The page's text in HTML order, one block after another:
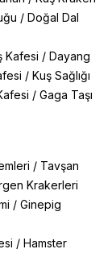
/ Doğal Dal
Kafesi / Dayang
/ Kuş Sağlığı
/ Gaga Taşı
/ Tavşan
Krakerleri
/ Ginepig
/ Hamster